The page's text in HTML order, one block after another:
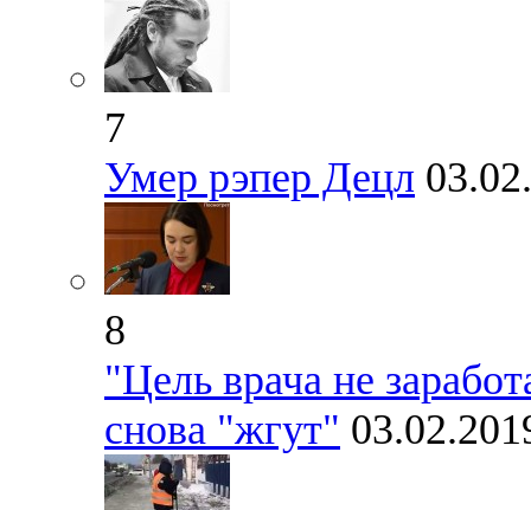
7
Умер рэпер Децл
8
"Цель врача не
снова "жгут"